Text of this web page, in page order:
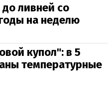
ливней со
на неделю
купол": в 5
температурные